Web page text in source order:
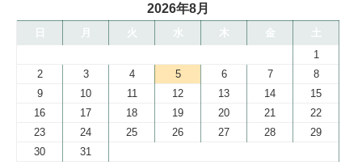
2026年8月
日 火 水 木 金
土
1
2
3 4 5 6 7
8
9
10 11 12 13 14
15
16
17 18 19 20 21
22
23
24 25 26 27 28
29
30
31